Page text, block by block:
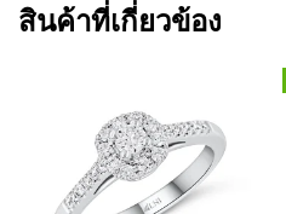
สินค้าที่เกี่ยวข้อง